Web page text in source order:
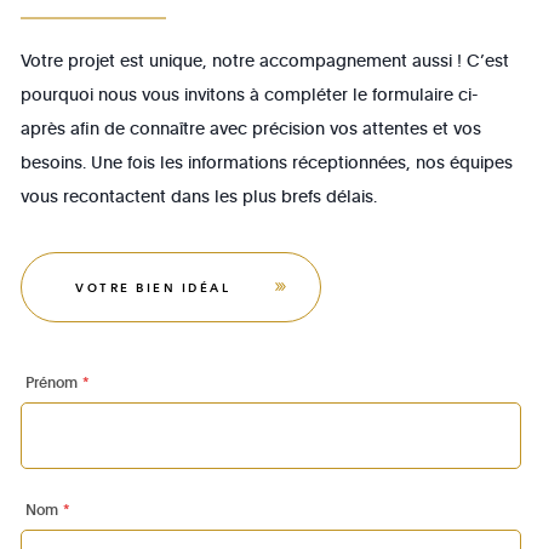
Votre projet est unique, notre accompagnement aussi ! C’est
pourquoi nous vous invitons à compléter le formulaire ci-
après afin de connaître avec précision vos attentes et vos
besoins. Une fois les informations réceptionnées, nos équipes
vous recontactent dans les plus brefs délais.
VOTRE BIEN IDÉAL
Prénom *
Nom *